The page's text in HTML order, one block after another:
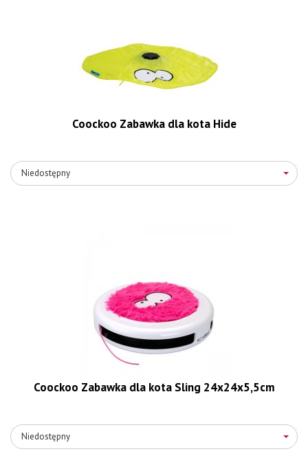
Coockoo Zabawka dla kota Hide
Niedostępny
Coockoo Zabawka dla kota Sling 24x24x5,5cm
Niedostępny